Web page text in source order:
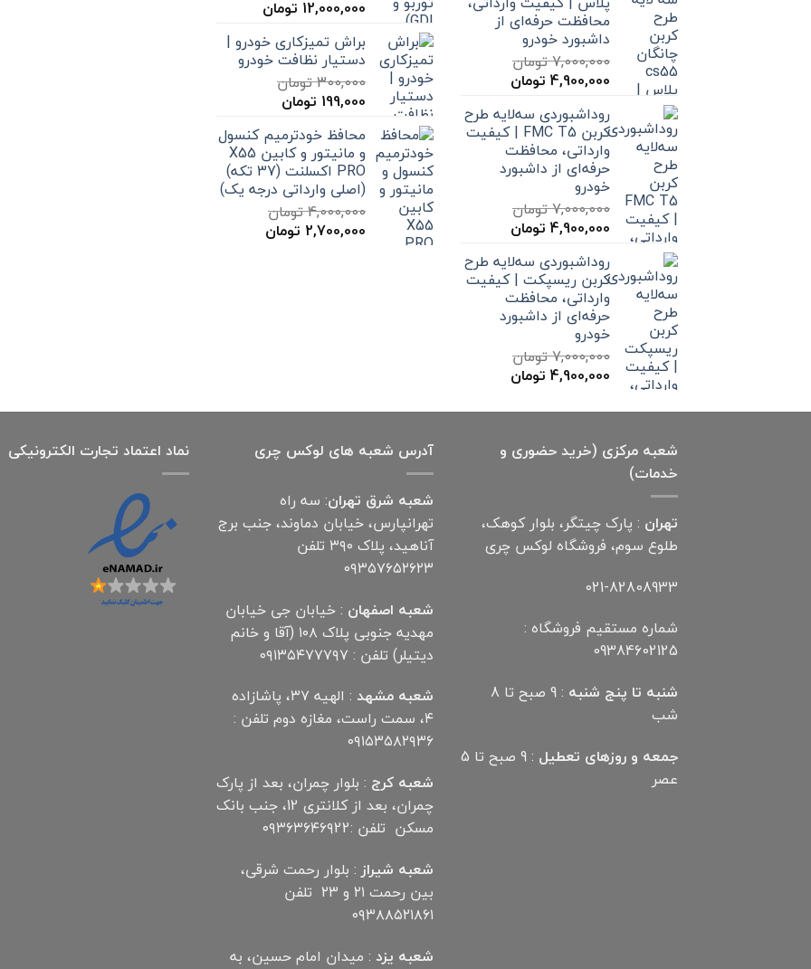
محافظت حرفه‌ای از
داشبورد خودرو
7,000,000تومان
قیمت
7,000,000 تومان
بود.
4,900,000 تومان
4,900,000 تومان
است.
روداشبوردی سه‌لایه طرح
کربن FMC T5 | کیفیت
وارداتی، محافظت
حرفه‌ای از داشبورد
خودرو
7,000,000تومان
قیمت
7,000,000 تومان
بود.
4,900,000 تومان
است.
روداشبوردی سه‌لایه طرح
کربن ریسپکت | کیفیت
وارداتی، محافظت
حرفه‌ای از داشبورد
خودرو
7,000,000تومان
قیمت
7,000,000 تومان
4,900,000 تومان
4,900,000 تومان
12,000,000 تومان
تا
براش تمیزکاری خودرو |
دستیار نظافت خودرو
300,000تومان
قیمت
300,000 تومان
بود.
199,000 تومان
199,000 تومان
است.
محافظ خودترمیم کنسول
و مانیتور و کابین X55
PRO اکسلنت (37 تکه)
(اصلی وارداتی درجه یک)
4,000,000تومان
قیمت
2,700,000 تومان
شعبه مرکزی (خرید حضوری و
خدمات)
تهران : پارک چیتگر، بلوار کوهک،
طلوع سوم، فروشگاه لوکس چری
021-82808933
شماره مستقیم فروشگاه :
09384602125
شنبه تا پنج شنبه
: 9 صبح تا 8
شب
جمعه و روزهای تعطیل
: 9 صبح تا 5
عصر
آدرس شعبه های لوکس چری
شعبه شرق تهران: سه راه
تهرانپارس، خیابان دماوند، جنب برج
آناهید، پلاک ۳۹۰ تلفن
۰۹۳۵۷۶۵۲۶۲۳
شعبه اصفهان : خیابان جی خیابان
مهدیه جنوبی پلاک ۱۰۸ (آقا و خانم
دیتیلر) تلفن : ۰۹۱۳۵۴۷۷۷۹۷
شعبه مشهد
: الهیه ۳۷، پاشازاده
۴، سمت راست، مغازه دوم تلفن :
۰۹۱۵۳۵۸۲۹۳۶
شعبه کرج : بلوار چمران، بعد از پارک
چمران، بعد از کلانتری 12، جنب بانک
مسکن تلفن :۰۹۳۶۳۶۴۶۹22
شعبه شیراز: بلوار رحمت شرقی،
بین رحمت ۲۱ و ۲۳ تلفن
۰۹۳۸۸۵۲۱۸۶۱
شعبه یزد : میدان امام حسین، به
نماد اعتماد تجارت الكترونیكی